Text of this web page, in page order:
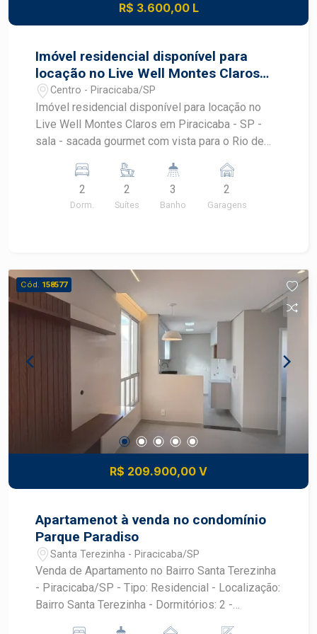
R$ 3.600,00 L
Imóvel residencial disponível para
locação no Live Well Montes Claros
em Piracicaba - SP
Centro - Piracicaba/SP
Imóvel residencial disponível para locação no
Live Well Montes Claros em Piracicaba - SP -
sala - sacada gourmet com vista para o Rio de
com armários e ar condicionado - 2 vagas
Condomínio oferece academia, salão de festas,
espaço gourmet e piscina. Agende sua visita !
2
Dorm.
2
Suítes
3
Banho
2
Garagens
Cód. 158577
R$ 209.900,00 V
Apartamenot à venda no condomínio
Parque Paradiso
Santa Terezinha - Piracicaba/SP
Venda de Apartamento no Bairro Santa Terezinha
- Piracicaba/SP - Tipo: Residencial - Localização:
Bairro Santa Terezinha - Dormitórios: 2 -